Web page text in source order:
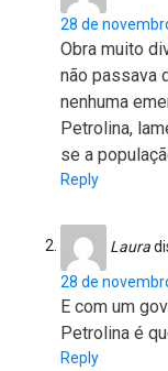
28 de
Obra muito
não passava
nenhuma
Petrolina,
se a
Reply
Laura
28 de
E com um
Petrolina é
Reply